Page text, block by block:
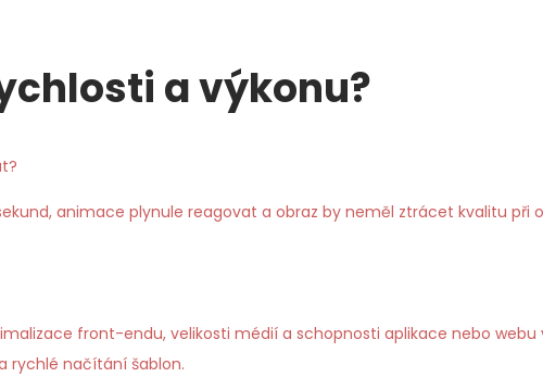
a výkonu?
animace plynule reagovat a obraz by neměl ztrácet kvalitu při
front-endu, velikosti médií a schopnosti aplikace nebo
rychlé načítání šablon.